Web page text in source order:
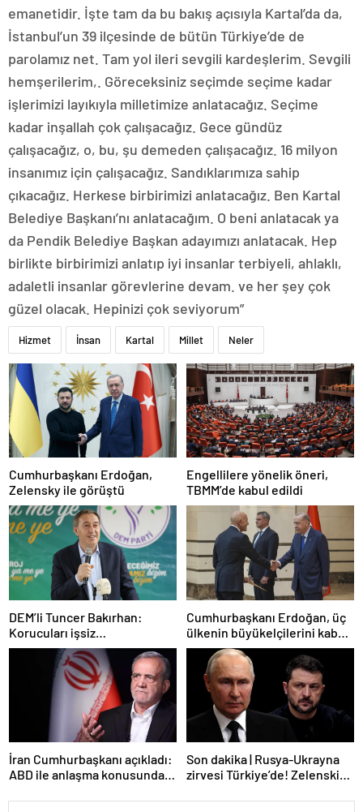
emanetidir. İşte tam da bu bakış açısıyla Kartal’da da,
İstanbul’un 39 ilçesinde de bütün Türkiye’de de
parolamız net. Tam yol ileri sevgili kardeşlerim. Sevgili
hemşerilerim,. Göreceksiniz seçimde seçime kadar
işlerimizi layıkıyla milletimize anlatacağız. Seçime
kadar inşallah çok çalışacağız. Gece gündüz
çalışacağız, o, bu, şu demeden çalışacağız. 16 milyon
insanımız için çalışacağız. Sandıklarımıza sahip
çıkacağız. Herkese birbirimizi anlatacağız. Ben Kartal
Belediye Başkanı’nı anlatacağım. O beni anlatacak ya
da Pendik Belediye Başkan adayımızı anlatacak. Hep
birlikte birbirimizi anlatıp iyi insanlar terbiyeli, ahlaklı,
adaletli insanlar görevlerine devam. ve her şey çok
güzel olacak. Hepinizi çok seviyorum”
Hizmet İnsan Kartal Millet Neler
Cumhurbaşkanı Erdoğan,
Zelensky ile görüştü
Engellilere yönelik öneri,
TBMM’de kabul edildi
DEM’li Tuncer Bakırhan:
Korucuları işsiz
bırakmayacağız
Cumhurbaşkanı Erdoğan, üç
ülkenin büyükelçilerini kabul
etti
İran Cumhurbaşkanı açıkladı:
ABD ile anlaşma konusunda
Son dakika | Rusya-Ukrayna
zirvesi Türkiye’de! Zelenskiy
Gözler perşembe gününe